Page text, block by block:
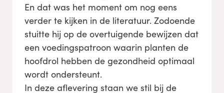
En dat was het moment om nog eens
verder te kijken in de literatuur. Zodoende
stuitte hij op de overtuigende bewijzen dat
een voedingspatroon waarin planten de
hoofdrol hebben de gezondheid optimaal
wordt ondersteunt.
In deze aflevering staan we stil bij de